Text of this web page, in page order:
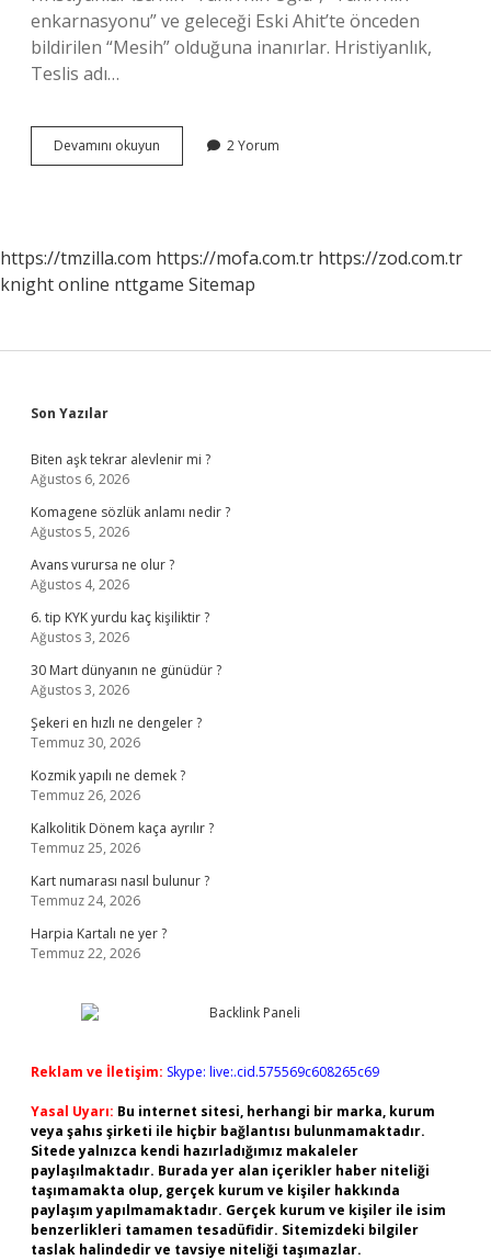
enkarnasyonu” ve geleceği Eski Ahit’te önceden
bildirilen “Mesih” olduğuna inanırlar. Hristiyanlık,
Teslis adı…
Devamını okuyun Hristiyanlığın
5
2 Yorum
https://tmzilla.com https://mofa.com.tr https://zod.com.tr
knight online nttgame Sitemap
Sidebar
Son Yazılar
Biten aşk tekrar alevlenir mi ?
Ağustos 6, 2026
Komagene sözlük anlamı nedir ?
Ağustos 5, 2026
Avans vurursa ne olur ?
Ağustos 4, 2026
6. tip KYK yurdu kaç kişiliktir ?
Ağustos 3, 2026
30 Mart dünyanın ne günüdür ?
Ağustos 3, 2026
Şekeri en hızlı ne dengeler ?
Temmuz 30, 2026
Kozmik yapılı ne demek ?
Temmuz 26, 2026
Kalkolitik Dönem kaça ayrılır ?
Temmuz 25, 2026
Kart numarası nasıl bulunur ?
Temmuz 24, 2026
Harpia Kartalı ne yer ?
Temmuz 22, 2026
Reklam ve İletişim: Skype: live:.cid.575569c608265c69
Yasal Uyarı: Bu internet sitesi, herhangi bir marka, kurum
veya şahıs şirketi ile hiçbir bağlantısı bulunmamaktadır.
Sitede yalnızca kendi hazırladığımız makaleler
paylaşılmaktadır. Burada yer alan içerikler haber niteliği
taşımamakta olup, gerçek kurum ve kişiler hakkında
paylaşım yapılmamaktadır. Gerçek kurum ve kişiler ile isim
benzerlikleri tamamen tesadüfidir. Sitemizdeki bilgiler
taslak halindedir ve tavsiye niteliği taşımazlar.